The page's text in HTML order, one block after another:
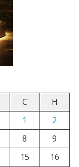
С
Н
1
2
8
9
15
16